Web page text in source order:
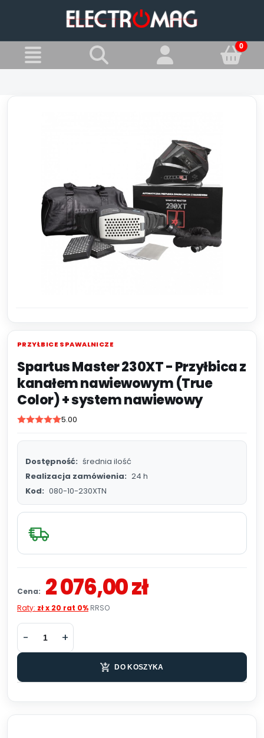
Przyłbice spawalnicze
PRZYŁBICE SPAWALNICZE
Spartus Master 230XT - Przyłbica z
kanałem nawiewowym (True
Color) + system nawiewowy
5.00
Dostępność: średnia ilość
Realizacja zamówienia: 24 h
Kod: 080-10-230XTN
Cena: 2 076,00 zł
Raty: zł x 20 rat 0% RRSO
DO KOSZYKA